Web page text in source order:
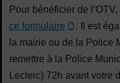
Pour bénéficier de
ce formulaire
. Il est
la mairie ou de la Police
remettre à la Police
Leclerc) 72h avant votre